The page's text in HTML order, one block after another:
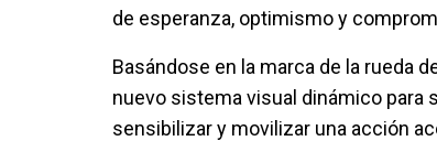
de esperanza, optimismo y
Basándose en la marca de la rueda
nuevo sistema visual dinámico para
sensibilizar y movilizar una acción